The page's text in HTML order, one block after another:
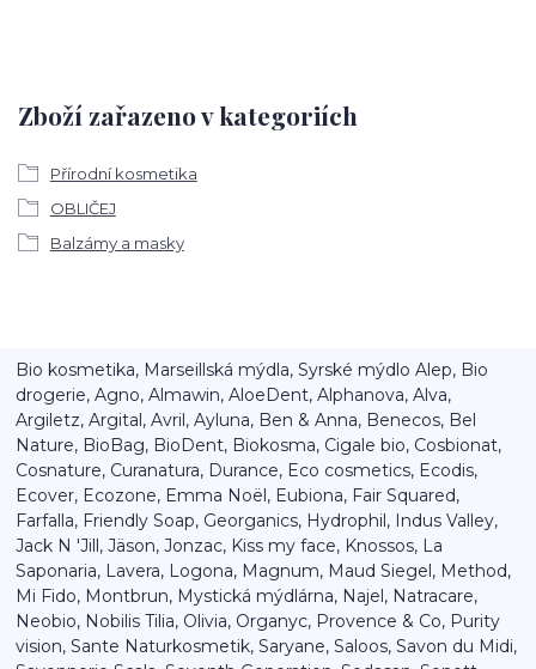
Zboží zařazeno v kategoriích
Přírodní kosmetika
OBLIČEJ
Balzámy a masky
Bio kosmetika, Marseillská mýdla, Syrské mýdlo Alep, Bio
drogerie, Agno, Almawin, AloeDent, Alphanova, Alva,
Argiletz, Argital, Avril, Ayluna, Ben & Anna, Benecos, Bel
Nature, BioBag, BioDent, Biokosma, Cigale bio, Cosbionat,
Cosnature, Curanatura, Durance, Eco cosmetics, Ecodis,
Ecover, Ecozone, Emma Noël, Eubiona, Fair Squared,
Farfalla, Friendly Soap, Georganics, Hydrophil, Indus Valley,
Jack N 'Jill, Jäson, Jonzac, Kiss my face, Knossos, La
Saponaria, Lavera, Logona, Magnum, Maud Siegel, Method,
Mi Fido, Montbrun, Mystická mýdlárna, Najel, Natracare,
Neobio, Nobilis Tilia, Olivia, Organyc, Provence & Co, Purity
vision, Sante Naturkosmetik, Saryane, Saloos, Savon du Midi,